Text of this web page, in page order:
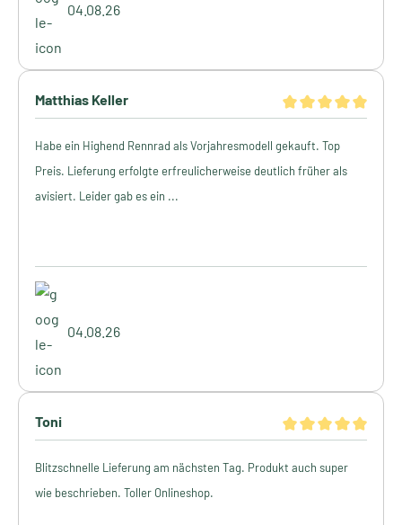
04.08.26
Matthias Keller
Habe ein Highend Rennrad als Vorjahresmodell gekauft. Top
Preis. Lieferung erfolgte erfreulicherweise deutlich früher als
avisiert. Leider gab es ein ...
04.08.26
Toni
Blitzschnelle Lieferung am nächsten Tag. Produkt auch super
wie beschrieben. Toller Onlineshop.